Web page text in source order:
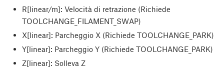
R[linear/m]: Velocità di retrazione (Richiede
TOOLCHANGE_FILAMENT_SWAP)
X[linear]: Parcheggio X (Richiede TOOLCHANGE_PARK)
Y[linear]: Parcheggio Y (Richiede TOOLCHANGE_PARK)
Z[linear]: Solleva Z